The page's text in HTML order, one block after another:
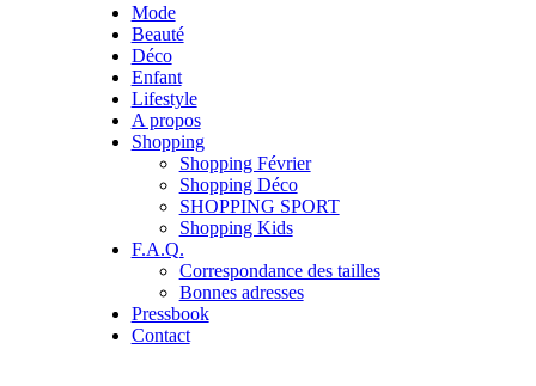
Mode
Beauté
Déco
Enfant
Lifestyle
A propos
Shopping
Shopping Février
Shopping Déco
SHOPPING SPORT
Shopping Kids
F.A.Q.
Correspondance des tailles
Bonnes adresses
Pressbook
Contact